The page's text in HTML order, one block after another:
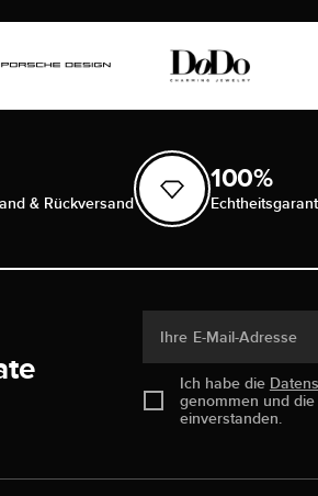
& Rückversand
100%
Ihre E-Mail-Adresse
Ich habe die
genommen und die
einverstanden.